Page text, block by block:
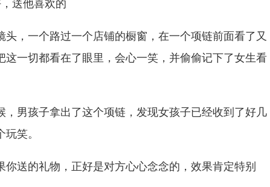
送他喜欢的
头，一个路过一个店铺的橱窗，在一个项链前面看了又
这一切都看在了眼里，会心一笑，并偷偷记下了女生看
，男孩子拿出了这个项链，发现女孩子已经收到了好几
笑。
你送的礼物，正好是对方心心念念的，效果肯定特别